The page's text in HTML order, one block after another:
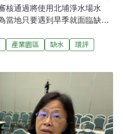
核通過將使用北埔淨水場水
當地只要遇到旱季就面臨缺水
公司協議，願意自費設立專管
往竹東員崠淨水場取水，但台
，把五期用水壓力交由竹東人
新竹縣北埔鄉南埔村積極推動
從事友善耕作，過去曾獲得金
源灌溉，水質清澈，村莊還設
衣。南埔村還有許多水利設
產業園區 缺水
環評